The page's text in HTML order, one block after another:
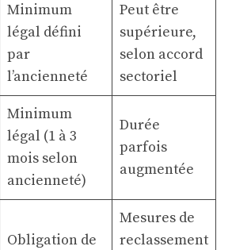
Minimum
légal défini
par
l’ancienneté
Peut être
supérieure,
selon accord
sectoriel
Minimum
légal (1 à 3
mois selon
ancienneté)
Durée
parfois
augmentée
Obligation de
Mesures de
reclassement